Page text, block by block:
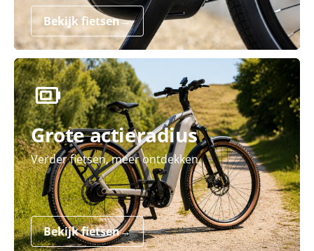
Bekijk fietsen→
Grote actieradius
Verder fietsen, meer ontdekken.
Bekijk fietsen→